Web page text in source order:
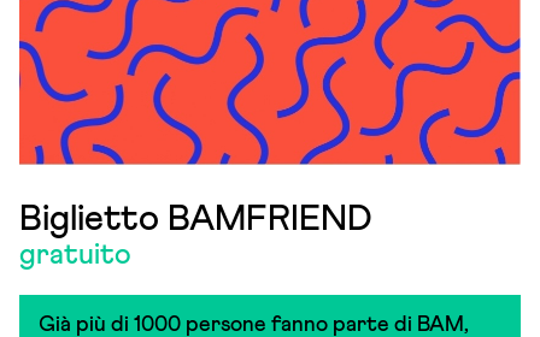
Biglietto BAMFRIEND
gratuito
Già più di 1000 persone fanno parte di BAM,